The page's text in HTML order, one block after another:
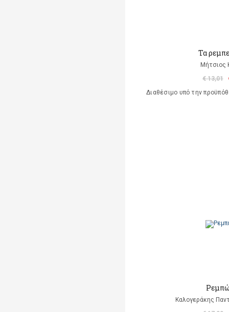
Τα
Μήτσιος
€ 13,01
Διαθέσιμο υπό την
Καλογεράκης